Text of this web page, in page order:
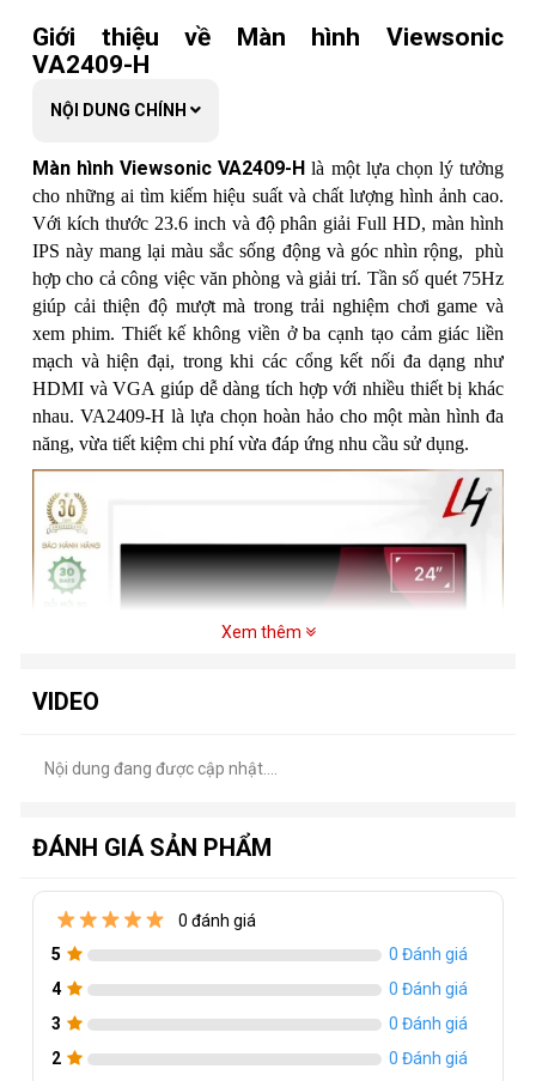
Giới thiệu về Màn hình Viewsonic
VA2409-H
NỘI DUNG CHÍNH
Màn hình Viewsonic VA2409-H là một lựa chọn lý tưởng
cho những ai tìm kiếm hiệu suất và chất lượng hình ảnh cao.
Với kích thước 23.6 inch và độ phân giải Full HD, màn hình
IPS này mang lại màu sắc sống động và góc nhìn rộng, phù
hợp cho cả công việc văn phòng và giải trí. Tần số quét 75Hz
giúp cải thiện độ mượt mà trong trải nghiệm chơi game và
xem phim. Thiết kế không viền ở ba cạnh tạo cảm giác liền
mạch và hiện đại, trong khi các cổng kết nối đa dạng như
HDMI và VGA giúp dễ dàng tích hợp với nhiều thiết bị khác
nhau. VA2409-H là lựa chọn hoàn hảo cho một màn hình đa
năng, vừa tiết kiệm chi phí vừa đáp ứng nhu cầu sử dụng.
Thông số kỹ thuật của Màn VA2409-H
75Hz
Hãng sản xuất: Viewsonic
Kích thước màn hình: 23.6 inch
Xem thêm
VIDEO
Nội dung đang được cập nhật....
ĐÁNH GIÁ SẢN PHẨM
0 đánh giá
5
0 Đánh giá
4
0 Đánh giá
3
0 Đánh giá
2
0 Đánh giá